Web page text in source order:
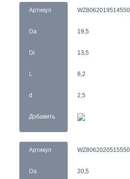
Артикул
Da
Di
L
d
Добавить
WZ8062019514550
19,5
13,5
6,2
2,5
Артикул
Da
WZ8062020515550
20,5